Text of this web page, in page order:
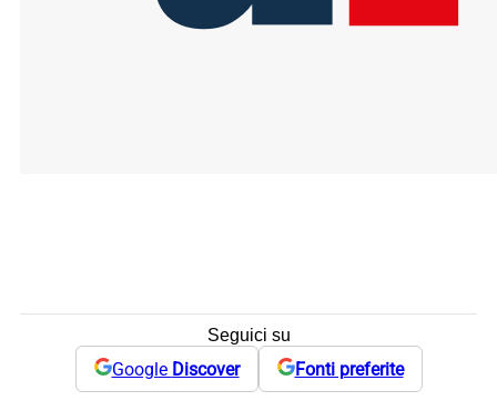
Seguici su
Google Discover Fonti preferite